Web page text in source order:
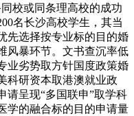
校或同条理高校的成功
名长沙高校学生，其当
先选择按专业标的目的婚
风暴环节。文书查沉率低
业劣势取方针国度政策婚
科研资本取港澳就业政
请呈现“多国联申”取学科
学的融合标的目的申请量